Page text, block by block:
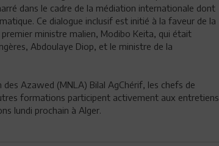
dans le cadre de la médiation internationale dont
Ce dialogue inclusif est initié à la faveur de la
ministre malien, Modibo Keita, qui était
Abdoulaye Diop, et le ministre de la
Azawed (MNLA) Bilal AgChérif, les chefs de
formations participent activement aux entretiens
lundi prochain à Alger.